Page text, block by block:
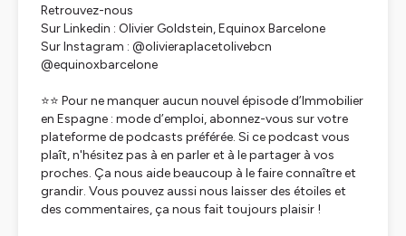
Retrouvez-nous
Sur Linkedin : Olivier Goldstein, Equinox Barcelone
Sur Instagram : @olivieraplacetolivebcn
@equinoxbarcelone
⭐️⭐ Pour ne manquer aucun nouvel épisode d’Immobilier
en Espagne : mode d’emploi, abonnez-vous sur votre
plateforme de podcasts préférée. Si ce podcast vous
plaît, n'hésitez pas à en parler et à le partager à vos
proches. Ça nous aide beaucoup à le faire connaître et
grandir. Vous pouvez aussi nous laisser des étoiles et
des commentaires, ça nous fait toujours plaisir !